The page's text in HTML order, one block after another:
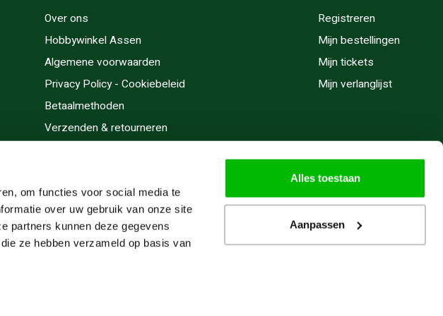
om functies voor social media te
over uw gebruik van onze site
partners kunnen deze gegevens
ze hebben verzameld op basis van
Alles toestaan
Aanpassen
Over ons
Hobbywinkel Assen
Algemene voorwaarden
Privacy Policy - Cookiebeleid
Betaalmethoden
Verzenden & retourneren
Cadeaubonnen
Inlijsten
Servicegebieden
Registreren
Mijn bestellingen
Mijn tickets
Mijn verlanglijst